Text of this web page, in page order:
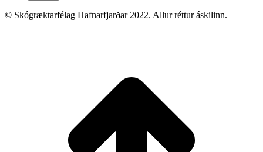
© Skógræktarfélag Hafnarfjarðar 2022. Allur réttur áskilinn.